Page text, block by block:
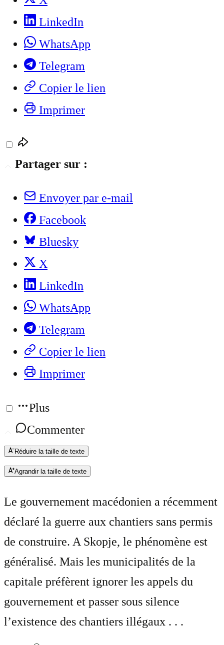
LinkedIn
WhatsApp
Telegram
Copier le lien
Imprimer
Partager sur :
Envoyer par e-mail
Facebook
Bluesky
X
LinkedIn
WhatsApp
Telegram
Copier le lien
Imprimer
Plus
Commenter
Réduire la taille de texte
Agrandir la taille de texte
Le gouvernement macédonien a récemment
déclaré la guerre aux chantiers sans permis
de construire. A Skopje, le phénomène est
généralisé. Mais les municipalités de la
capitale préfèrent ignorer les appels du
gouvernement et passer sous silence
l’existence des chantiers illégaux . . .